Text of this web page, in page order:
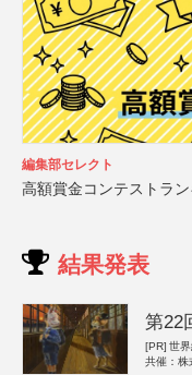
編集部セレクト
高額賞金コンテストラン
結果発表
第22
[PR] 世
共催：株